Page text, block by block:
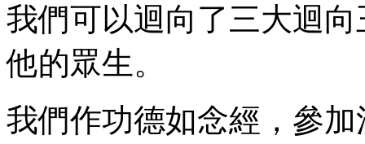
我們可以迴向了三大迴
他的眾生。
我們作功德如念經，參